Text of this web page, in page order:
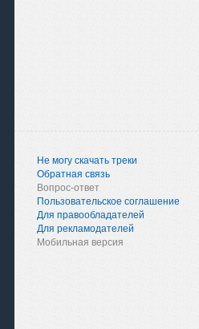
Не могу скачать треки
Обратная связь
Вопрос-ответ
Пользовательское соглашение
Для правообладателей
Для рекламодателей
Мобильная версия